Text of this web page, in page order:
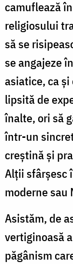
camuflează
religiosului
să se
se angajeze
asiatice, ca
lipsită de
înalte, ori să
într-un
creştină şi
Alţii sfârşesc
moderne sau
Asistăm, de
vertiginoasă
păgânism